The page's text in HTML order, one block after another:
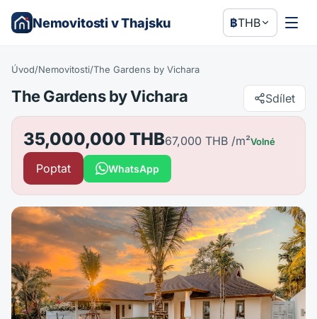
Nemovitosti v Thajsku ฿THB
Úvod/Nemovitosti/The Gardens by Vichara
The Gardens by Vichara Sdílet
35,000,000 THB67,000 THB /m²Volné
Poptat WhatsApp